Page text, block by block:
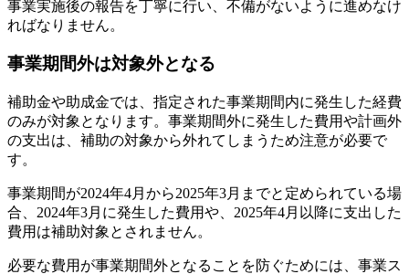
事業実施後の報告を丁寧に行い、不備がないように進めなけ
ればなりません。
事業期間外は対象外となる
補助金や助成金では、指定された事業期間内に発生した経費
のみが対象となります。事業期間外に発生した費用や計画外
の支出は、補助の対象から外れてしまうため注意が必要で
す。
事業期間が2024年4月から2025年3月までと定められている場
合、2024年3月に発生した費用や、2025年4月以降に支出した
費用は補助対象とされません。
必要な費用が事業期間外となることを防ぐためには、事業ス